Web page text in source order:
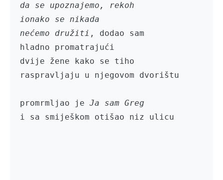
da se upoznajemo, rekoh
ionako se nikada
nećemo družiti , dodao sam
hladno promatrajući
dvije žene kako se tiho
raspravljaju u njegovom dvorištu
promrmljao je Ja sam Greg
i sa smiješkom otišao niz ulicu